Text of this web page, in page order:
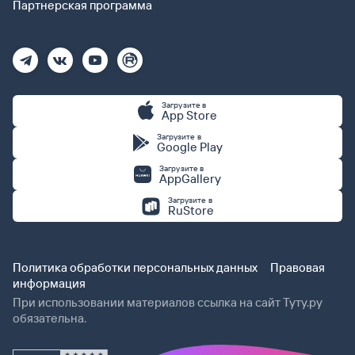
Партнерская программа
Загрузите в
App Store
Загрузите в
Google Play
Загрузите в
AppGallery
Загрузите в
RuStore
Политика обработки персональных данных
Правовая
информация
При использовании материалов ссылка на сайт Туту.ру
обязательна.